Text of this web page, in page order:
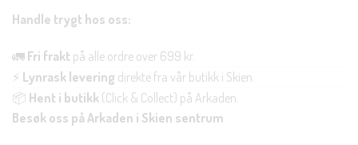
Handle trygt hos oss:
🚛 Fri frakt på alle ordre over 699 kr.
⚡ Lynrask levering direkte fra vår butikk i Skien.
📦 Hent i butikk (Click & Collect) på Arkaden.
Besøk oss på Arkaden i Skien sentrum